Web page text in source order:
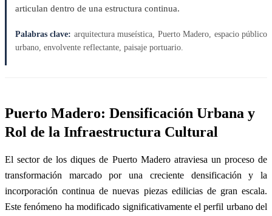
articulan dentro de una estructura continua.
Palabras clave: arquitectura museística, Puerto Madero, espacio público
urbano, envolvente reflectante, paisaje portuario.
Puerto Madero: Densificación Urbana y
Rol de la Infraestructura Cultural
El sector de los diques de Puerto Madero atraviesa un proceso de
transformación marcado por una creciente densificación y la
incorporación continua de nuevas piezas edilicias de gran escala.
Este fenómeno ha modificado significativamente el perfil urbano del